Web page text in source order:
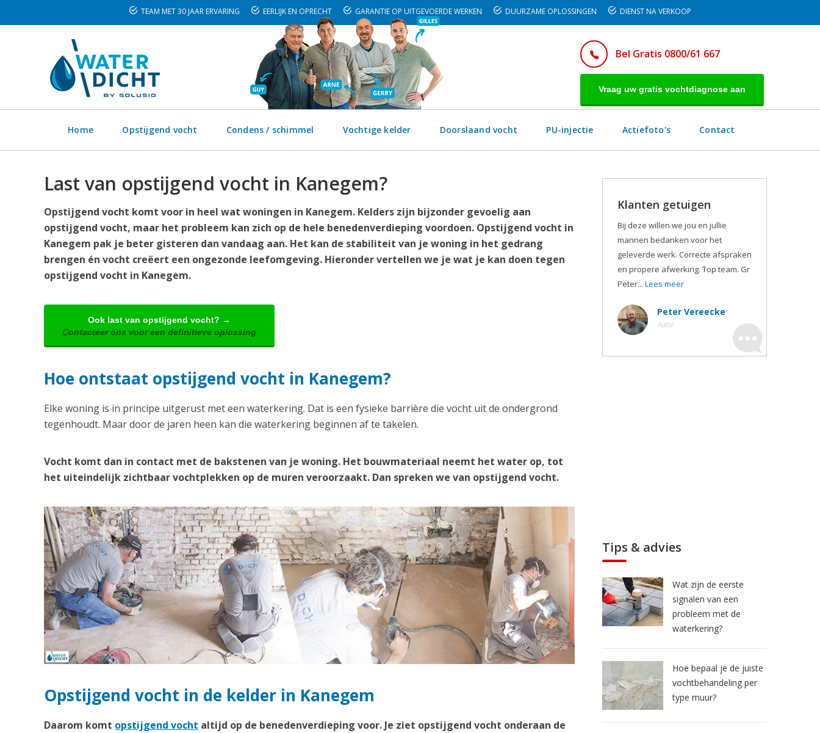
TEAM MET 30 JAAR ERVARING EERLIJK EN OPRECHT GARANTIE OP UITGEVOERDE WERKEN DUURZAME OPLOSSINGEN DIENST NA VERKOOP
Bel Gratis 0800/61 667
Vraag uw gratis vochtdiagnose aan
Home Opstijgend vocht Condens / schimmel Vochtige kelder Doorslaand vocht PU-injectie Actiefoto's Contact
Last van opstijgend vocht in Kanegem?
Opstijgend vocht komt voor in heel wat woningen in Kanegem. Kelders zijn bijzonder gevoelig aan
opstijgend vocht, maar het probleem kan zich op de hele benedenverdieping voordoen. Opstijgend vocht in
Kanegem pak je beter gisteren dan vandaag aan. Het kan de stabiliteit van je woning in het gedrang
brengen én vocht creëert een ongezonde leefomgeving. Hieronder vertellen we je wat je kan doen tegen
opstijgend vocht in Kanegem.
Ook last van opstijgend vocht? →
Contacteer ons voor een definitieve oplossing
Hoe ontstaat opstijgend vocht in Kanegem?
Elke woning is in principe uitgerust met een waterkering. Dat is een fysieke barrière die vocht uit de ondergrond
tegenhoudt. Maar door de jaren heen kan die waterkering beginnen af te takelen.
Vocht komt dan in contact met de bakstenen van je woning. Het bouwmateriaal neemt het water op, tot
het uiteindelijk zichtbaar vochtplekken op de muren veroorzaakt. Dan spreken we van opstijgend vocht.
Opstijgend vocht in de kelder in Kanegem
Daarom komt opstijgend vocht altijd op de benedenverdieping voor. Je ziet opstijgend vocht onderaan de
Klanten getuigen
Bij deze willen we jou en jullie
mannen bedanken voor het
geleverde werk. Correcte afspraken
en propere afwerking. Top team. Gr
Peter... Lees meer
Peter Vereecke
Aalst
Tips & advies
Wat zijn de eerste
signalen van een
probleem met de
waterkering?
Hoe bepaal je de juiste
vochtbehandeling per
type muur?